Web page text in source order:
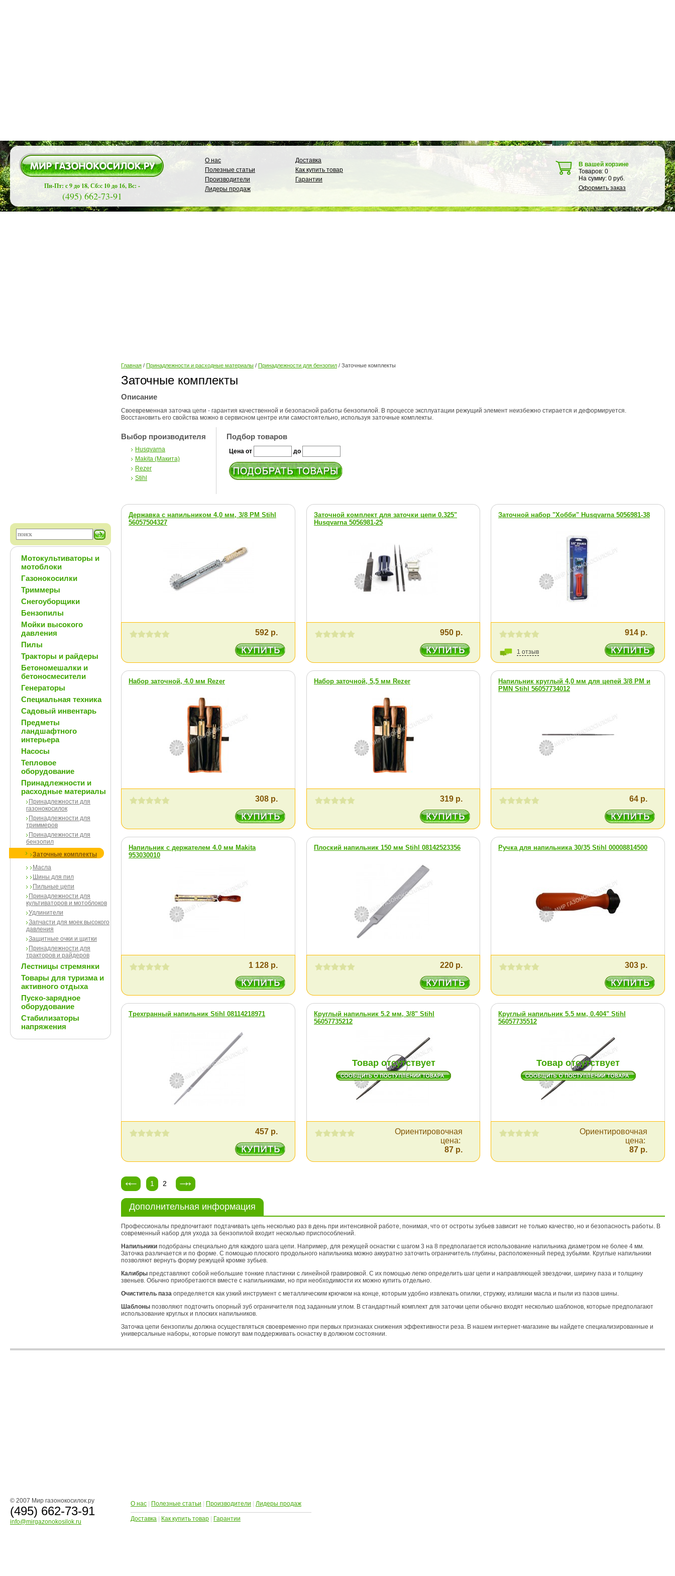
Пн-Пт: с 9 до 18, Сб:с 10 до 16, Вс: -
(495) 662-73-91
О нас
Полезные статьи
Производители
Лидеры продаж
Доставка
Как купить товар
Гарантии
В вашей корзине
Товаров: 0
На сумму: 0 руб.
Оформить заказ
Мотокультиваторы и
мотоблоки
Газонокосилки
Триммеры
Снегоуборщики
Бензопилы
Мойки высокого
давления
Пилы
Тракторы и райдеры
Бетономешалки и
бетоносмесители
Генераторы
Специальная техника
Садовый инвентарь
Предметы
ландшафтного
интерьера
Насосы
Тепловое
оборудование
Принадлежности и
расходные материалы
Принадлежности для
газонокосилок
Принадлежности для
триммеров
Принадлежности для
бензопил
Заточные комплекты
Масла
Шины для пил
Пильные цепи
Принадлежности для
культиваторов и мотоблоков
Удлинители
Запчасти для моек высокого
давления
Защитные очки и щитки
Принадлежности для
тракторов и райдеров
Лестницы стремянки
Товары для туризма и
активного отдыха
Пуско-зарядное
оборудование
Стабилизаторы
напряжения
Главная / Принадлежности и расходные материалы / Принадлежности для бензопил / Заточные комплекты
Заточные комплекты
Описание
Своевременная заточка цепи - гарантия качественной и безопасной работы бензопилой. В процессе эксплуатации режущий элемент неизбежно стирается и деформируется.
Восстановить его свойства можно в сервисном центре или самостоятельно, используя заточные комплекты.
Выбор производителя
Husqvarna
Makita (Макита)
Rezer
Stihl
Подбор товаров
Цена от до
Державка с напильником 4,0 мм, 3/8 РМ Stihl
56057504327
Заточной комплект для заточки цепи 0.325"
Нusqvarna 5056981-25
Заточной набор "Хобби" Husqvarna 5056981-38
592 р. 950 р.
1 отзыв
914 р.
Набор заточной, 4.0 мм Rezer Набор заточной, 5,5 мм Rezer
Напильник круглый 4,0 мм для цепей 3/8 PM и
PMN Stihl 56057734012
308 р. 319 р. 64 р.
Напильник с держателем 4.0 мм Makita
953030010
Плоский напильник 150 мм Stihl 08142523356 Ручка для напильника 30/35 Stihl 00008814500
1 128 р. 220 р. 303 р.
Трехгранный напильник Stihl 08114218971
Круглый напильник 5.2 мм, 3/8" Stihl
56057735212
Круглый напильник 5.5 мм, 0.404" Stihl
56057735512
Товар отсутствует Товар отсутствует
457 р.
Ориентировочная
цена:
87 р.
Ориентировочная
цена:
87 р.
1 2
Дополнительная информация
Профессионалы предпочитают подтачивать цепь несколько раз в день при интенсивной работе, понимая, что от остроты зубьев зависит не только качество, но и безопасность работы. В
современный набор для ухода за бензопилой входит несколько приспособлений.
Напильники подобраны специально для каждого шага цепи. Например, для режущей оснастки с шагом 3 на 8 предполагается использование напильника диаметром не более 4 мм.
Заточка различается и по форме. С помощью плоского продольного напильника можно аккуратно заточить ограничитель глубины, расположенный перед зубьями. Круглые напильники
позволяют вернуть форму режущей кромке зубьев.
Калибры представляют собой небольшие тонкие пластинки с линейной гравировкой. С их помощью легко определить шаг цепи и направляющей звездочки, ширину паза и толщину
звеньев. Обычно приобретаются вместе с напильниками, но при необходимости их можно купить отдельно.
Очиститель паза определяется как узкий инструмент с металлическим крючком на конце, которым удобно извлекать опилки, стружку, излишки масла и пыли из пазов шины.
Шаблоны позволяют подточить опорный зуб ограничителя под заданным углом. В стандартный комплект для заточки цепи обычно входят несколько шаблонов, которые предполагают
использование круглых и плоских напильников.
Заточка цепи бензопилы должна осуществляться своевременно при первых признаках снижения эффективности реза. В нашем интернет-магазине вы найдете специализированные и
универсальные наборы, которые помогут вам поддерживать оснастку в должном состоянии.
© 2007 Мир газонокосилок.ру
(495) 662-73-91
info@mirgazonokosilok.ru
О нас Полезные статьи Производители Лидеры продаж
Доставка Как купить товар Гарантии